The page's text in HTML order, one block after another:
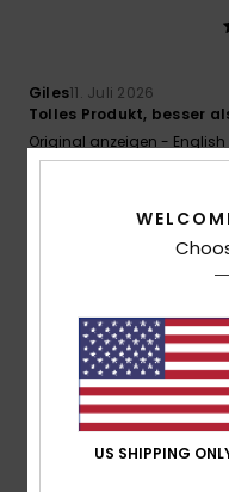
Giles11. Juli 2026
Tolles Produkt, besser
Original anzeigen - English
Komfort: 5/5 Preis-
Ich empfehle dieses
2. Juli 2026
Ein hochwertiges und
Original anzeigen -
Komfort: 5 Preis-
US SHIPPING